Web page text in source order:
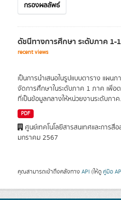
กรองผลลัพธ์
ดัชนีทางการศึกษา ระดับภาค 1-
recent views
เป็นการนำเสนอในรูปแบบตาราง แผน
จัดการศึกษาในระดับภาค 1 ภาค เพื่อ
ที่เป็นข้อมูลกลางให้หน่วยงานระดับภาค
PDF
ศูนย์เทคโนโลยีสารสนเทศและการสื่
มกราคม 2567
คุณสามารถเข้าถึงคลังทาง API (ให้ดู คู่มือ